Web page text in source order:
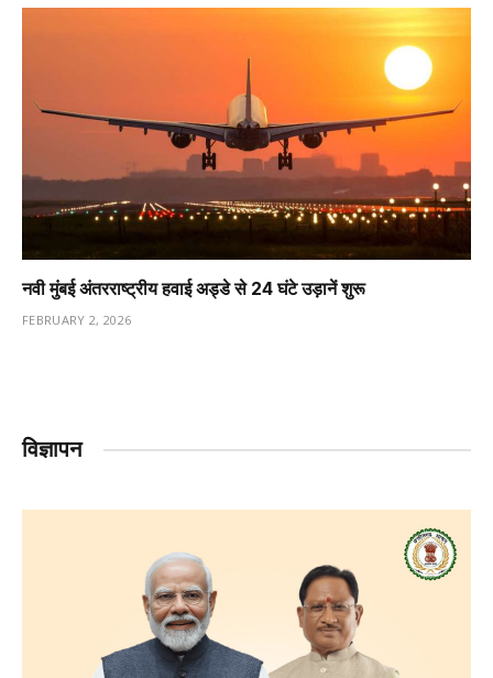
नवी मुंबई अंतरराष्ट्रीय हवाई अड्डे से 24 घंटे उड़ानें शुरू
FEBRUARY 2, 2026
विज्ञापन